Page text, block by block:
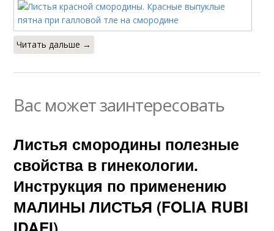
Читать дальше →
Вас может заинтересовать
Листья смородины полезные
свойства в гинекологии.
Инструкция по применению
МАЛИНЫ ЛИСТЬЯ (FOLIA RUBI